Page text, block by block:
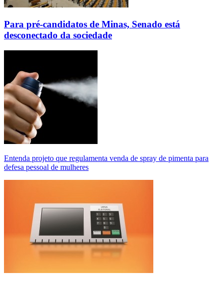
Para pré-candidatos de Minas, Senado está
desconectado da sociedade
Entenda projeto que regulamenta venda de spray de pimenta para
defesa pessoal de mulheres